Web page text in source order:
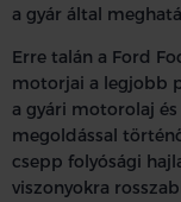
a gyár által
Erre talán a Ford
motorjai a legjobb
a gyári motorolaj
megoldással
csepp folyósági
viszonyokra